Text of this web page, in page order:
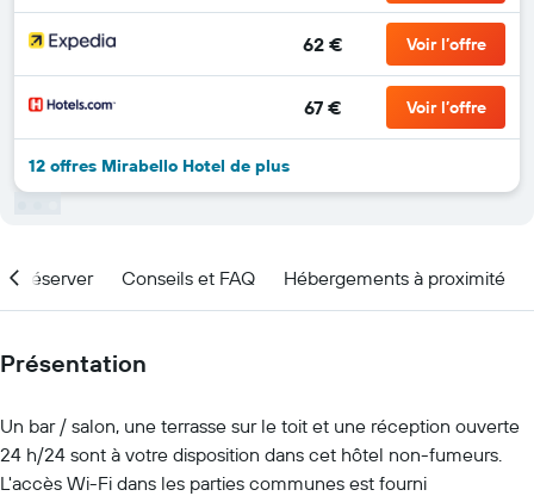
62 € Voir l’offre
67 € Voir l’offre
12 offres Mirabello Hotel de plus
réserver Conseils et FAQ Hébergements à proximité
Présentation
Un bar / salon, une terrasse sur le toit et une réception ouverte
24 h/24 sont à votre disposition dans cet hôtel non-fumeurs.
L'accès Wi-Fi dans les parties communes est fourni